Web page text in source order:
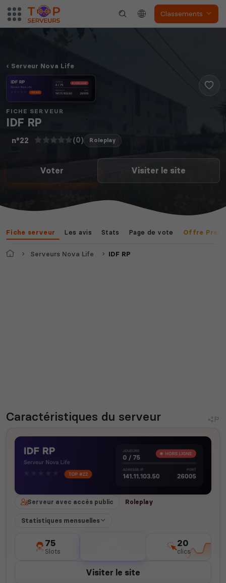
Classements
Serveur Nova Life
FICHE SERVEUR
IDF RP
n°22 (0) Roleplay
Voter Visiter le site
Fiche serveur Les avis Stats Page de vote Offre
AccueilServeurs Nova Life IDF RP
Caractéristiques du serveur
Serveur avec accès public Roleplay
Statistiques mensuelles
75
Slots
20
clics
Visiter le site